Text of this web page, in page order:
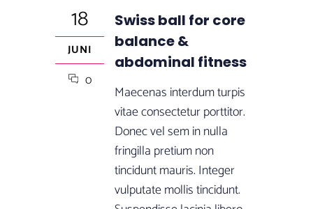
18
JUNI
0
Swiss ball for core
balance &
abdominal fitness
Maecenas interdum turpis
vitae consectetur porttitor.
Donec vel sem in nulla
fringilla pretium non
tincidunt mauris. Integer
vulputate mollis tincidunt.